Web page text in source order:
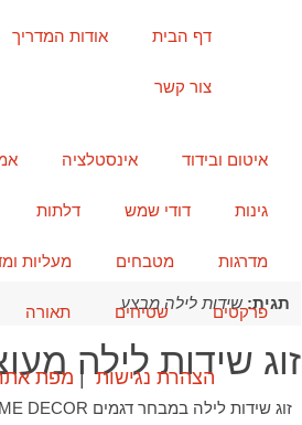
דף הבית אודות המדריך
צור קשר
תגית:שידות לילה מבצע
זוג שידות לילה
איטום ובידוד אינסטלציה
גינות דודי שמש דלתות
מדרגות מטבחים מעליות
פרקטים שטיחים תאורה
הצהרת נגישות| מפת